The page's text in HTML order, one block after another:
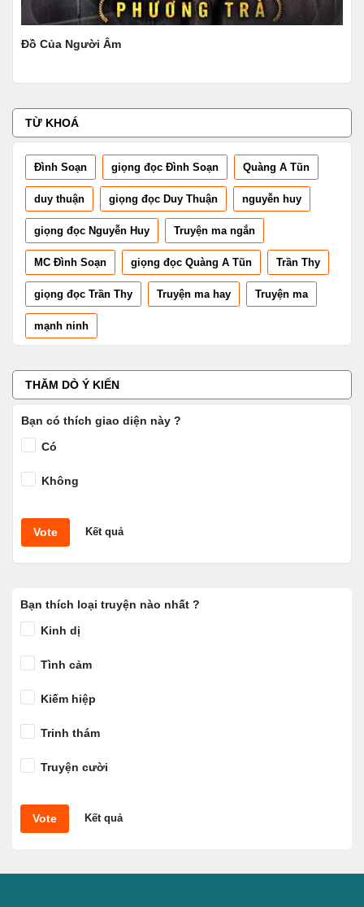
Đồ Của Người Âm
TỪ KHOÁ
Đình Soạn giọng đọc Đình Soạn Quàng A Tũn
duy thuận giọng đọc Duy Thuận nguyễn huy
giọng đọc Nguyễn Huy Truyện ma ngắn
MC Đình Soạn giọng đọc Quàng A Tũn Trần Thy
giọng đọc Trần Thy Truyện ma hay Truyện ma
mạnh ninh
THĂM DÒ Ý KIẾN
Bạn có thích giao diện này ?
Có
Không
Vote Kết quả
Bạn thích loại truyện nào nhất ?
Kinh dị
Tình cảm
Kiếm hiệp
Trinh thám
Truyện cười
Vote Kết quả